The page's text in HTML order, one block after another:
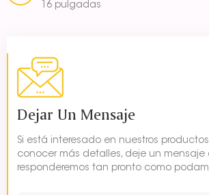
16 pulgadas
Dejar Un Mensaje
Si está interesado en nuestros
conocer más detalles, deje un mensaje
responderemos tan pronto como